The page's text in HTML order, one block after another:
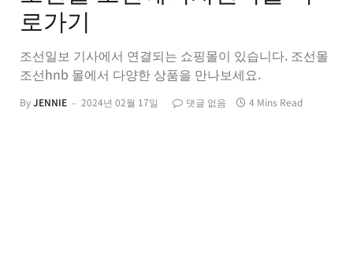
로가기
조선일보 기사에서 연결되는 쇼핑몰이 있습니다. 조선몰
조선hnb 몰에서 다양한 상품을 만나보세요.
ByJENNIE 2024년 02월 17일 댓글 없음 4 Mins Read